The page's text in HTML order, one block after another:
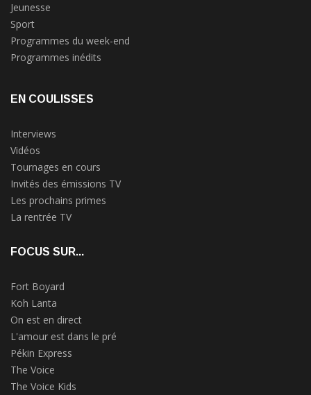
Jeunesse
Sport
Programmes du week-end
Programmes inédits
EN COULISSES
Interviews
Vidéos
Tournages en cours
Invités des émissions TV
Les prochains primes
La rentrée TV
FOCUS SUR...
Fort Boyard
Koh Lanta
On est en direct
L'amour est dans le pré
Pékin Express
The Voice
The Voice Kids